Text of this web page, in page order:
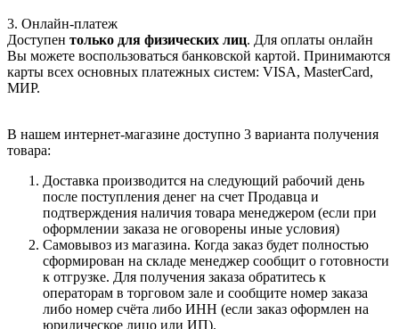
3. Онлайн-платеж
Доступен только для физических лиц. Для оплаты онлайн
Вы можете воспользоваться банковской картой. Принимаются
карты всех основных платежных систем: VISA, MasterCard,
МИР.
В нашем интернет-магазине доступно 3 варианта получения
товара:
Доставка производится на следующий рабочий день
после поступления денег на счет Продавца и
подтверждения наличия товара менеджером (если при
оформлении заказа не оговорены иные условия)
Самовывоз из магазина. Когда заказ будет полностью
сформирован на складе менеджер сообщит о готовности
к отгрузке. Для получения заказа обратитесь к
операторам в торговом зале и сообщите номер заказа
либо номер счёта либо ИНН (если заказ оформлен на
юридическое лицо или ИП).